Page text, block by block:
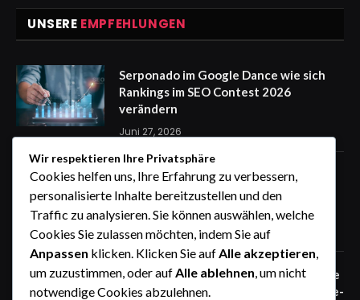
UNSERE EMPFEHLUNGEN
Serponado im Google Dance wie sich
Rankings im SEO Contest 2026
verändern
Juni 27, 2026
Zaunfelder von WIŚNIOWSKI –
professionelle Lösungen für sichere
Unternehmensgelände
Juni 25, 2026
Zaunfelder von WIŚNIOWSKI – robuste
Systemlösungen für moderne Industrie-
Wir respektieren Ihre Privatsphäre
Cookies helfen uns, Ihre Erfahrung zu verbessern,
personalisierte Inhalte bereitzustellen und den
Traffic zu analysieren. Sie können auswählen, welche
Cookies Sie zulassen möchten, indem Sie auf
Anpassen klicken. Klicken Sie aufAlle akzeptieren,
um zuzustimmen, oder aufAlle ablehnen, um nicht
notwendige Cookies abzulehnen.